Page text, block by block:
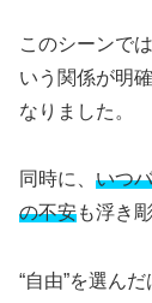
このシーンでは
いう関係が明
なりました。
同時に、 いつ
の不安も浮き
“自由”を選ん